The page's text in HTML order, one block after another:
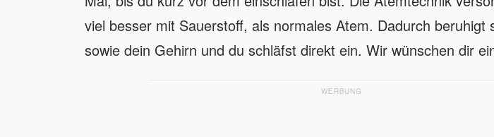
viel besser mit Sauerstoff, als normales Atem. Dadurch beruhigt
sowie dein Gehirn und du schläfst direkt ein. Wir wünschen dir
WERBUNG